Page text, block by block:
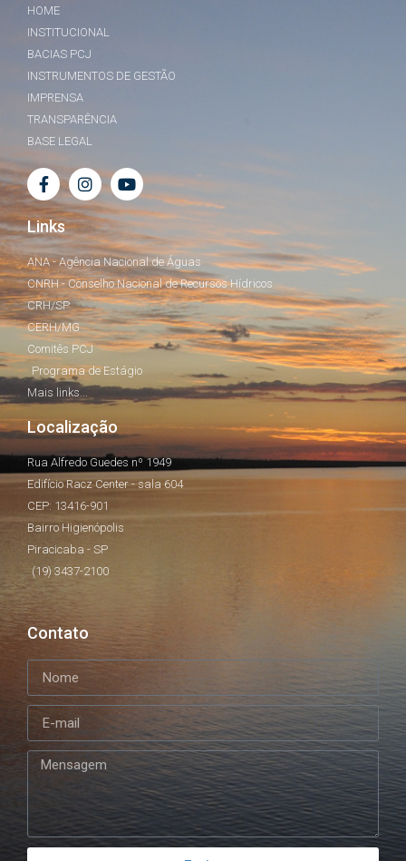
HOME
INSTITUCIONAL
BACIAS PCJ
INSTRUMENTOS DE GESTÃO
IMPRENSA
TRANSPARÊNCIA
BASE LEGAL
Links
ANA - Agência Nacional de Águas
CNRH - Conselho Nacional de Recursos Hídricos
CRH/SP
CERH/MG
Comitês PCJ
Programa de Estágio
Mais links...
Localização
Rua Alfredo Guedes nº 1949
Edifício Racz Center - sala 604
CEP: 13416-901
Bairro Higienópolis
Piracicaba - SP
(19) 3437-2100
Contato